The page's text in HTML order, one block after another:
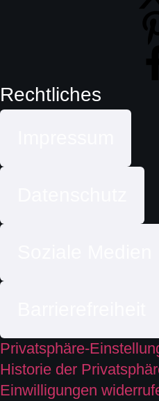
Rechtliches
Privatsphäre-
Historie der
Einwilligungen